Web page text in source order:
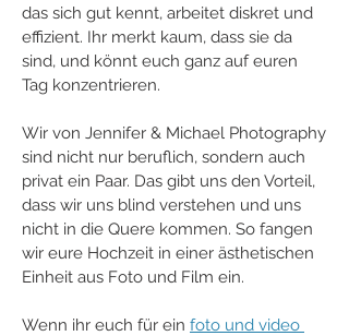
das sich gut kennt, arbeitet diskret und
effizient. Ihr merkt kaum, dass sie da
sind, und könnt euch ganz auf euren
Tag konzentrieren.
Wir von Jennifer & Michael Photography
sind nicht nur beruflich, sondern auch
privat ein Paar. Das gibt uns den Vorteil,
dass wir uns blind verstehen und uns
nicht in die Quere kommen. So fangen
wir eure Hochzeit in einer ästhetischen
Einheit aus Foto und Film ein.
Wenn ihr euch für ein foto und video